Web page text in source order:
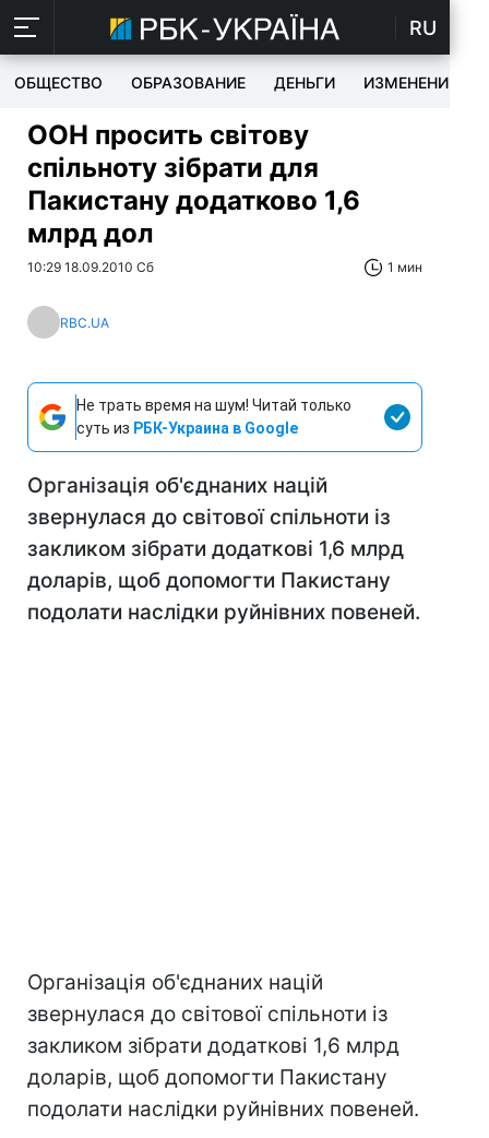
RU
ОБЩЕСТВО ОБРАЗОВАНИЕ ДЕНЬГИ ИЗМЕНЕНИЯ
ООН просить світову
спільноту зібрати для
Пакистану додатково 1,6
млрд дол
10:29 18.09.2010 Сб 1 мин
RBC.UA
Не трать время на шум! Читай только
суть из РБК-Украина в Google
Організація об'єднаних націй
звернулася до світової спільноти із
закликом зібрати додаткові 1,6 млрд
доларів, щоб допомогти Пакистану
подолати наслідки руйнівних повеней.
Організація об'єднаних націй
звернулася до світової спільноти із
закликом зібрати додаткові 1,6 млрд
доларів, щоб допомогти Пакистану
подолати наслідки руйнівних повеней.